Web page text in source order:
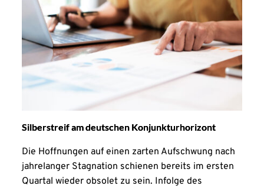
Silberstreif am deutschen Konjunkturhorizont
Die Hoffnungen auf einen zarten Aufschwung nach
jahrelanger Stagnation schienen bereits im ersten
Quartal wieder obsolet zu sein. Infolge des